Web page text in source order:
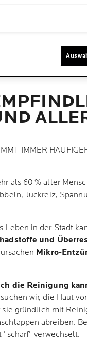
IMMER
als 60 % aller
Juckreiz,
Leben in der Stadt
und
Mikro-
die Reinigung
wir, die Haut
sie gründlich mit
abreiben.
"scharf" verwechselt.